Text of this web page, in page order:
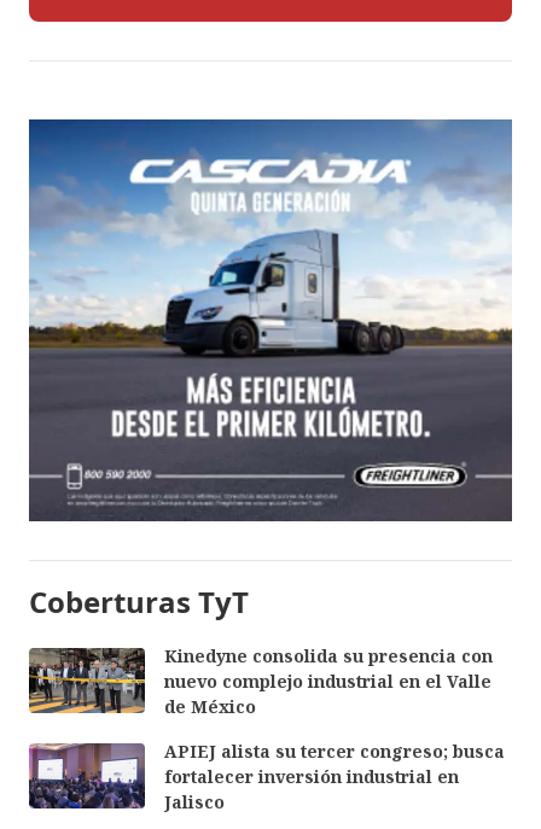
Coberturas TyT
Kinedyne consolida su presencia con
nuevo complejo industrial en el Valle
de México
APIEJ alista su tercer congreso; busca
fortalecer inversión industrial en
Jalisco